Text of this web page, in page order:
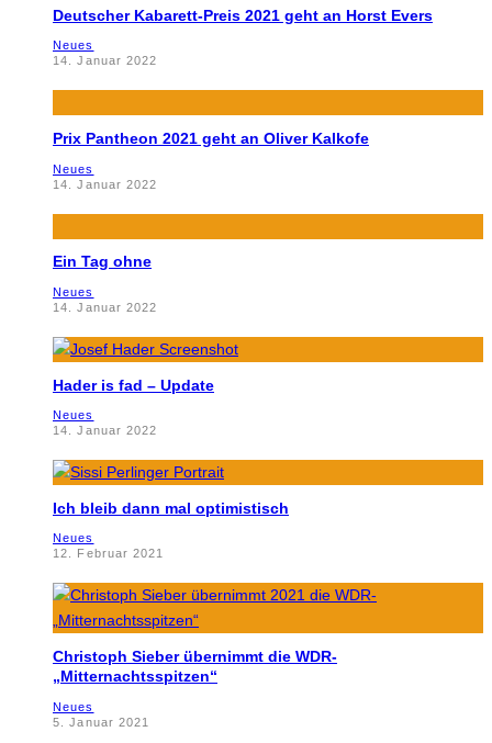
Deutscher Kabarett-Preis 2021 geht an Horst Evers
Neues
14. Januar 2022
Prix Pantheon 2021 geht an Oliver Kalkofe
Neues
14. Januar 2022
Ein Tag ohne
Neues
14. Januar 2022
Hader is fad – Update
Neues
14. Januar 2022
Ich bleib dann mal optimistisch
Neues
12. Februar 2021
Christoph Sieber übernimmt die WDR-
„Mitternachtsspitzen“
Neues
5. Januar 2021